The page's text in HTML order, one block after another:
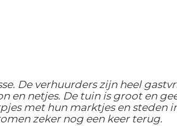
De verhuurders zijn heel
en netjes. De tuin is groot en
met hun marktjes en
zeker nog een keer terug.